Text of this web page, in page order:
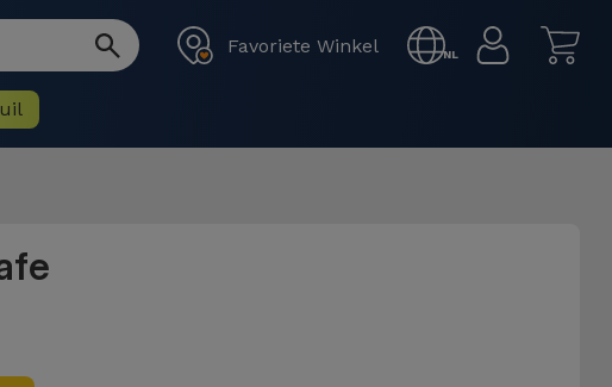
Favoriete Winkel NL